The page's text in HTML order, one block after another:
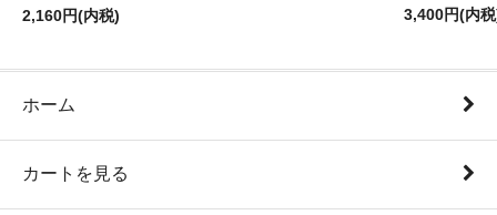
2,160円(内税)
3,400円(内
ホーム
カートを見る